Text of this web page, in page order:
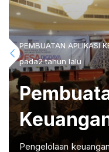
PEMBUATAN APLIKASI
pada2 tahun lalu
Pengelolaan